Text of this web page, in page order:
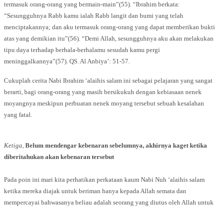
termasuk orang-orang yang bermain-main”(55). “Ibrahim berkata:
“Sesungguhnya Rabb kamu ialah Rabb langit dan bumi yang telah
menciptakannya; dan aku termasuk orang-orang yang dapat memberikan bukti
atas yang demikian itu”(56). “Demi Allah, sesungguhnya aku akan melakukan
tipu daya terhadap berhala-berhalamu sesudah kamu pergi
meninggalkannya”(57). QS. Al Anbiya’: 51-57.
Cukuplah cerita Nabi Ibrahim ‘alaihis salam ini sebagai pelajaran yang sangat
berarti, bagi orang-orang yang masih bersikukuh dengan kebiasaan nenek
moyangnya meskipun perbuatan nenek moyang tersebut sebuah kesalahan
yang fatal.
Ketiga, Belum mendengar kebenaran sebelumnya, akhirnya kaget ketika
diberitahukan akan kebenaran tersebut
Pada poin ini mari kita perhatikan perkataan kaum Nabi Nuh ‘alaihis salam
ketika mereka diajak untuk beriman hanya kepada Allah semata dan
mempercayai bahwasanya beliau adalah seorang yang diutus oleh Allah untuk